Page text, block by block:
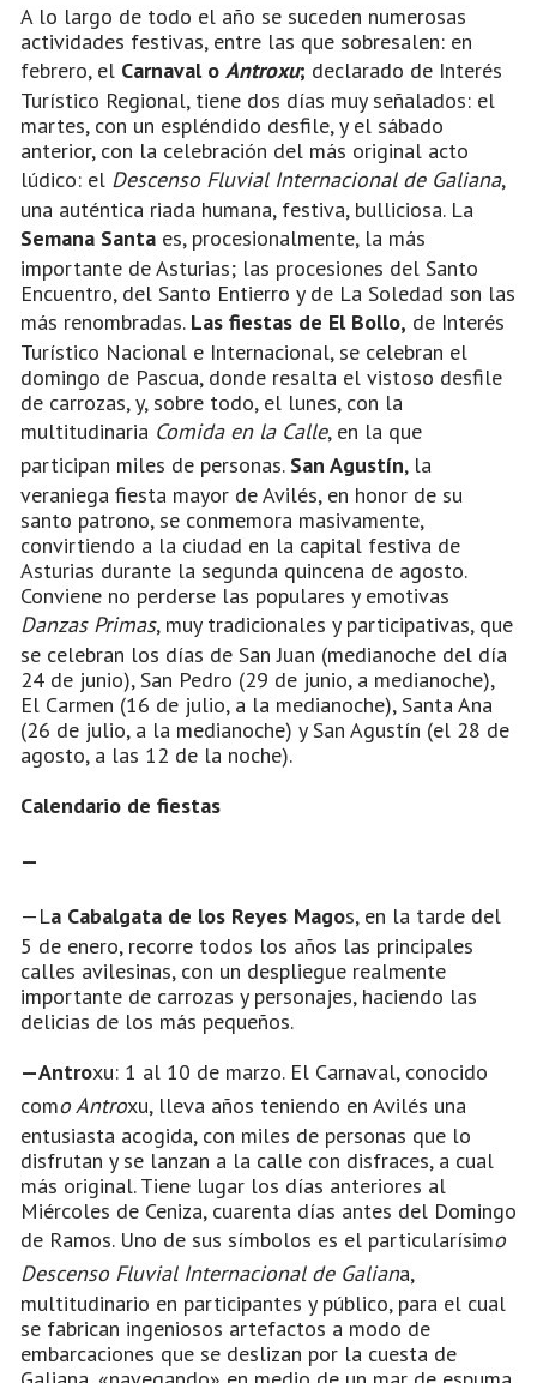
A lo largo de todo el año se suceden numerosas
actividades festivas, entre las que sobresalen: en
febrero, el Carnaval o Antroxu; declarado de Interés
Turístico Regional, tiene dos días muy señalados: el
martes, con un espléndido desfile, y el sábado
anterior, con la celebración del más original acto
lúdico: el Descenso Fluvial Internacional de Galiana,
una auténtica riada humana, festiva, bulliciosa. La
Semana Santa es, procesionalmente, la más
importante de Asturias; las procesiones del Santo
Encuentro, del Santo Entierro y de La Soledad son las
más renombradas. Las fiestas de El Bollo, de Interés
Turístico Nacional e Internacional, se celebran el
domingo de Pascua, donde resalta el vistoso desfile
de carrozas, y, sobre todo, el lunes, con la
multitudinaria Comida en la Calle, en la que
participan miles de personas. San Agustín, la
veraniega fiesta mayor de Avilés, en honor de su
santo patrono, se conmemora masivamente,
convirtiendo a la ciudad en la capital festiva de
Asturias durante la segunda quincena de agosto.
Conviene no perderse las populares y emotivas
Danzas Primas, muy tradicionales y participativas, que
se celebran los días de San Juan (medianoche del día
24 de junio), San Pedro (29 de junio, a medianoche),
El Carmen (16 de julio, a la medianoche), Santa Ana
(26 de julio, a la medianoche) y San Agustín (el 28 de
agosto, a las 12 de la noche).
Calendario de fiestas
—
—La Cabalgata de los Reyes Magos, en la tarde del
5 de enero, recorre todos los años las principales
calles avilesinas, con un despliegue realmente
importante de carrozas y personajes, haciendo las
delicias de los más pequeños.
—Antroxu: 1 al 10 de marzo. El Carnaval, conocido
como Antroxu, lleva años teniendo en Avilés una
entusiasta acogida, con miles de personas que lo
disfrutan y se lanzan a la calle con disfraces, a cual
más original. Tiene lugar los días anteriores al
Miércoles de Ceniza, cuarenta días antes del Domingo
de Ramos. Uno de sus símbolos es el particularísimo
Descenso Fluvial Internacional de Galiana,
multitudinario en participantes y público, para el cual
se fabrican ingeniosos artefactos a modo de
embarcaciones que se deslizan por la cuesta de